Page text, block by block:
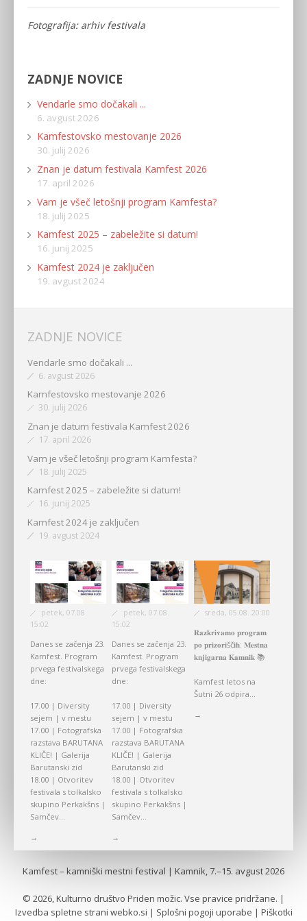
Fotografija: arhiv festivala
ZADNJE NOVICE
Vendarle smo dočakali ...
6. avgust 2026
Kamfestovsko mestovanje 2026
30. julij 2026
Znan je datum festivala Kamfest 2026
17. april 2026
Vam je všeč letošnji program Kamfesta?
18. julij 2025
Kamfest 2025 – zabeležite si datum!
16. junij 2025
Kamfest 2024 je zaključen
19. avgust 2024
ZADNJE NOVICE
Vendarle smo dočakali ...
6. avgust 2026
Kamfestovsko mestovanje 2026
30. julij 2026
Znan je datum festivala Kamfest 2026
17. april 2026
Vam je všeč letošnji program Kamfesta?
18. julij 2025
Kamfest 2025 – zabeležite si datum!
16. junij 2025
Kamfest 2024 je zaključen
19. avgust 2024
petek, 07.08.
15:02
Danes se začenja 23.
Kamfest. Program
prvega festivalskega
dne:
17.00 | Diversity
sejem | v mestu
17.00 | Fotografska
razstava BARUTANA
KLIČE! | Galerija
Barutanski zid
18.00 | Otvoritev
festivala s tolkalsko
skupino Perkakšns |
Samčev...
→
petek, 07.08.
15:02
Danes se začenja 23.
Kamfest. Program
prvega festivalskega
dne:
17.00 | Diversity
sejem | v mestu
17.00 | Fotografska
razstava BARUTANA
KLIČE! | Galerija
Barutanski zid
18.00 | Otvoritev
festivala s tolkalsko
skupino Perkakšns |
Samčev...
→
sreda, 05.08. 20:00
𝐑𝐚𝐳𝐤𝐫𝐢𝐯𝐚𝐦𝐨 𝐩𝐫𝐨𝐠𝐫𝐚𝐦
𝐩𝐨 𝐩𝐫𝐢𝐳𝐨𝐫𝐢šč𝐢𝐡: 𝐌𝐞𝐬𝐭𝐧𝐚
𝐤𝐧𝐣𝐢𝐠𝐚𝐫𝐧𝐚 𝐊𝐚𝐦𝐧𝐢𝐤 📚
Kamfest letos na
Šutni 26 odpira...
→
Kamfest – kamniški mestni festival | Kamnik, 7.–15. avgust 2026
© 2026, Kulturno društvo Priden možic. Vse pravice pridržane. |
Izvedba spletne strani webko.si | Splošni pogoji uporabe | Piškotki